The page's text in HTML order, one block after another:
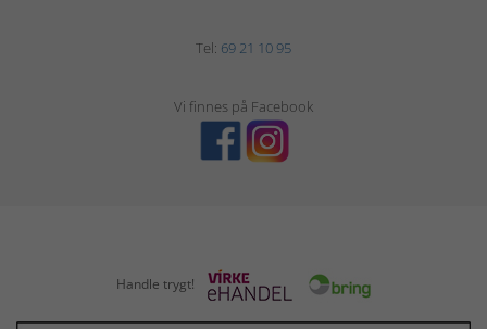
Tel: 69 21 10 95
Vi finnes på Facebook
Handle trygt!